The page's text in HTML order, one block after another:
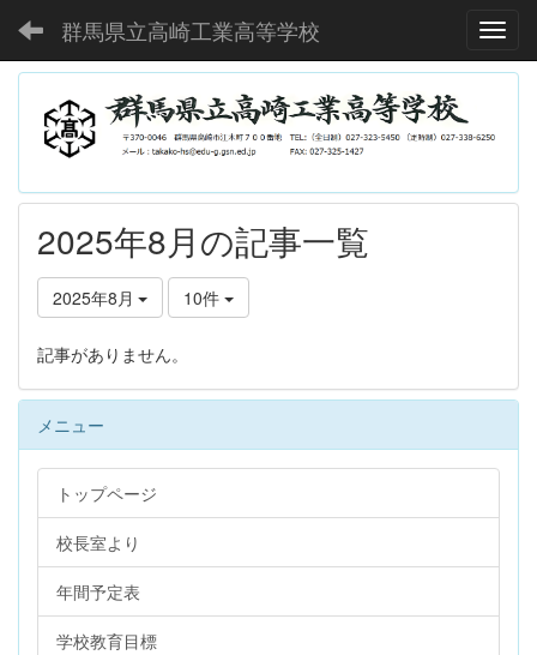
群馬県立高崎工業高等学校
2025年8月の記事一覧
2025年8月 10件
記事がありません。
メニュー
トップページ
校長室より
年間予定表
学校教育目標